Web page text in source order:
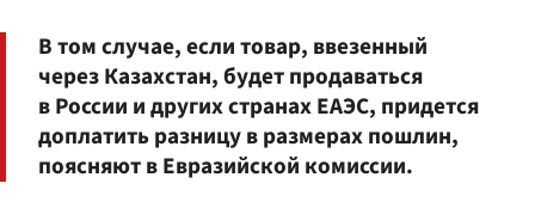
В том случае, если товар, ввезенный
через Казахстан, будет продаваться
в России и других странах ЕАЭС, придется
доплатить разницу в размерах пошлин,
поясняют в Евразийской комиссии.